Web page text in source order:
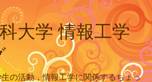
大学 情報工学
の活動，情報工学に関係するちょっ